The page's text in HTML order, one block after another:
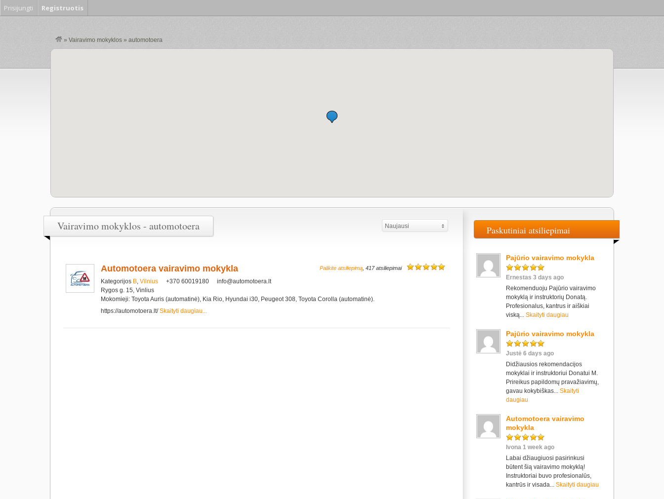
» Vairavimo mokyklos » automotoera
Vairavimo mokyklos - automotoera Naujausi
Palikite atsiliepimą , 417 atsiliepimai
Automotoera vairavimo mokykla
Kategorijos B, Vilnius +370 60019180
info@automotoera.lt
Rygos g. 15, Vinlius
Mokomieji: Toyota Auris (automatinė), Kia Rio, Hyundai i30, Peugeot 308, Toyota Corolla (automatinė).
https://automotoera.lt/Skaityti daugiau...
Paskutiniai atsiliepimai
Pajūrio vairavimo mokykla
Ernestas 3 days ago
Rekomenduoju Pajūrio vairavimo
mokyklą ir instruktorių Donatą.
Profesionalus, kantrus ir aiškiai
viską... Skaityti daugiau
Pajūrio vairavimo mokykla
Justė 6 days ago
Didžiausios rekomendacijos
mokyklai ir instruktoriui Donatui M.
Prireikus papildomų pravažiavimų,
gavau kokybiškas... Skaityti
daugiau
Automotoera vairavimo
mokykla
Ivona 1 week ago
Labai džiaugiuosi pasirinkusi
būtent šią vairavimo mokyklą!
Instruktoriai buvo profesionalūs,
kantrūs ir visada... Skaityti daugiau
Prisijungti Registruotis